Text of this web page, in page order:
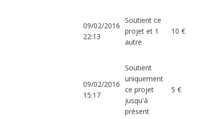
09/02/2016
22:13
Soutient ce
projet et 1
autre
10 €
09/02/2016
15:17
Soutient
uniquement
ce projet
jusqu'à
présent
5 €